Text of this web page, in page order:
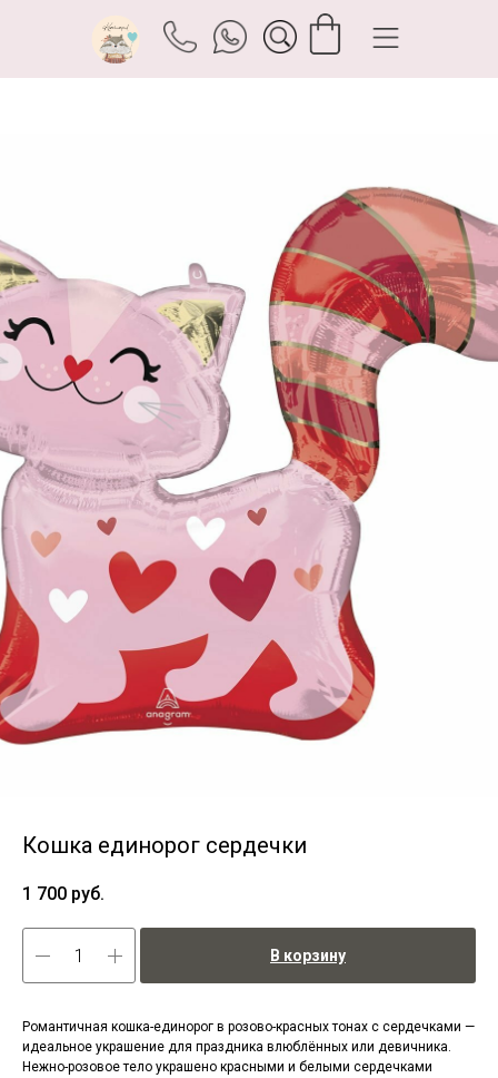
Кошка единорог сердечки
1 700 руб.
В корзину
Романтичная кошка-единорог в розово-красных тонах с сердечками —
идеальное украшение для праздника влюблённых или девичника.
Нежно-розовое тело украшено красными и белыми сердечками